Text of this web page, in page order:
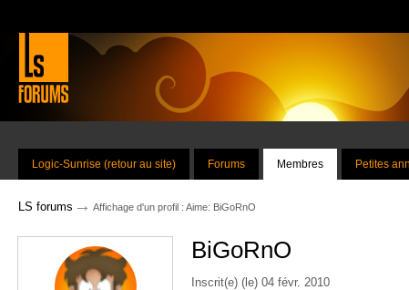
Logic-Sunrise (retour au site) Forums Membres Petites
LS forums → Affichage d'un profil : Aime: BiGoRnO
BiGoRnO
Inscrit(e) (le) 04 févr. 2010